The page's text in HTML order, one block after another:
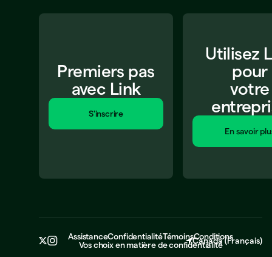
Premiers pas
avec Link
S'inscrire
Utilisez
pour
votre
En savoir
AssistanceConfidentialitéTémoinsConditions
Vos choix en matière de confidentialité
Canada(Français)